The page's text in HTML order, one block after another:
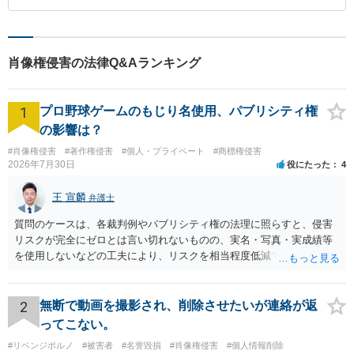
肖像権侵害の法律Q&Aランキング
1
プロ野球ゲームのもじり名使用、パブリシティ権
の影響は？
#肖像権侵害 #著作権侵害 #個人・プライベート #商標権侵害
2026年7月30日 役にたった 4
王 宣麟 弁護士
質問のケースは、各裁判例やパブリシティ権の法理に照らすと、侵害
リスクが完全にゼロとは言い切れないものの、実名・写真・実成績等
を使用しないなどの工夫により、リスクを相当程度低減できる設計に
推測できる」という点は、裁判で争われた場合に「専ら顧客吸引力の
利用を目的とする」と判断される余地を残すため、一定の注意が必要
です。 また、広告収益の有無は、侵害判断に一定の影響を与える可能
性がありますが、決定的要因ではありません。 パブリシティ権侵害の
成否は、主に「専ら顧客吸引力の利用を目的とするか」という点で判
2
無断で動画を撮影され、削除させたいが連絡が返
ってこない。
#リベンジポルノ #被害者 #名誉毀損 #肖像権侵害 #個人情報削除